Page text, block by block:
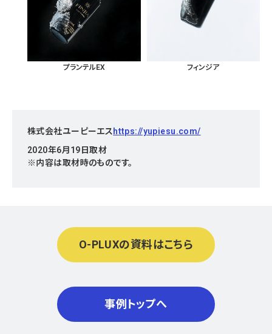
プランテルEX フィンジア
株式会社ユーピーエス https://yupiesu.com/
2020年6月19日取材
※内容は取材時のものです。
O-PLUXの資料はこちら
事例トップへ